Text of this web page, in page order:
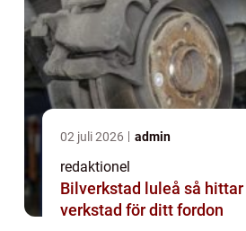
02 juli 2026 admin
redaktionel
Bilverkstad luleå så hittar du rätt
verkstad för ditt fordon